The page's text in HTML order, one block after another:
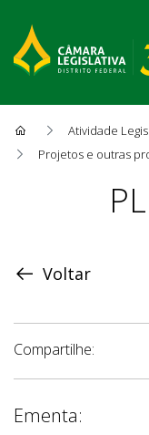
Atividade
Projetos e outras
Proposição
Voltar
Compartilhe:
Ementa: